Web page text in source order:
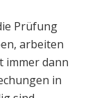
Prüfung
arbeiten
immer dann
in